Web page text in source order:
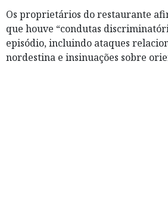
Os proprietários do restaurante
que houve “condutas
episódio, incluindo ataques
nordestina e insinuações sobre